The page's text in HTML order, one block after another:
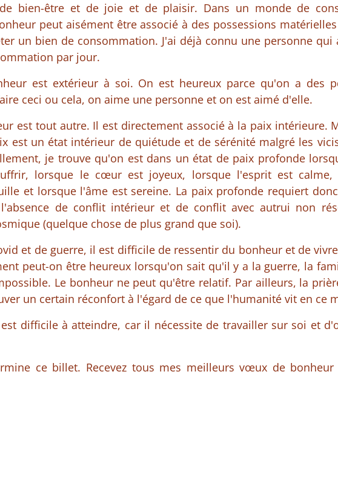
bien-être et de joie et de plaisir. Dans un monde de
peut aisément être associé à des possessions
un bien de consommation. J'ai déjà connu une personne qui
par jour.
est extérieur à soi. On est heureux parce qu'on a des
ceci ou cela, on aime une personne et on est aimé d'elle.
est tout autre. Il est directement associé à la paix intérieure.
est un état intérieur de quiétude et de sérénité malgré les
je trouve qu'on est dans un état de paix profonde
lorsque le cœur est joyeux, lorsque l'esprit est calme,
et lorsque l'âme est sereine. La paix profonde requiert
de conflit intérieur et de conflit avec autrui non
(quelque chose de plus grand que soi).
et de guerre, il est difficile de ressentir du bonheur et de
peut-on être heureux lorsqu'on sait qu'il y a la guerre, la
Le bonheur ne peut qu'être relatif. Par ailleurs, la
un certain réconfort à l'égard de ce que l'humanité vit en ce
difficile à atteindre, car il nécessite de travailler sur soi et
ce billet. Recevez tous mes meilleurs vœux de